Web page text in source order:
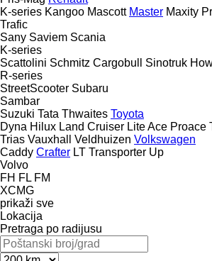
K-series Kangoo Mascott Master Maxity
Trafic
Sany Saviem Scania
K-series
Scattolini Schmitz Cargobull Sinotruk
R-series
StreetScooter Subaru
Sambar
Suzuki Tata Thwaites Toyota
Dyna Hilux Land Cruiser Lite Ace Proace
Trias Vauxhall Veldhuizen Volkswagen
Caddy Crafter LT Transporter Up
Volvo
FH FL FM
XCMG
prikaži sve
Lokacija
Pretraga po radijusu